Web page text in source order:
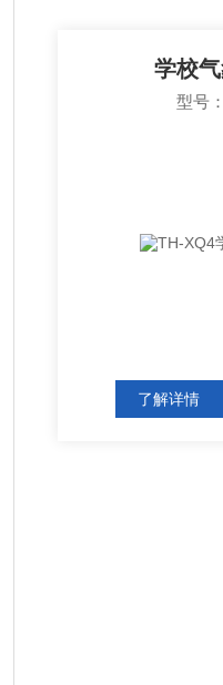
学校
型号
了解详情